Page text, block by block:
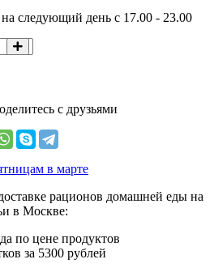
на следующий день с 17.00 - 23.00
с друзьями
в марте
рационов домашней еды на
в Москве:
по цене продуктов
за 5300 рублей